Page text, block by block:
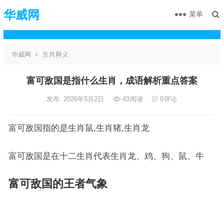
华威网 菜单
华威网 生肖释义
富可敌国是指什么生肖，成语解析重点答案
发布: 2026年5月2日 43阅读 0评论
富可敌国指的是生肖鼠,生肖猪,生肖龙
富可敌国是在十二生肖代表生肖龙、鸡、狗、鼠、牛
富可敌国的王者气象